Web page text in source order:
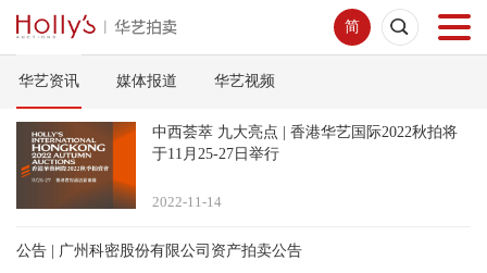
简
首页
拍卖预展
线下拍卖
华艺资讯 媒体报道 华艺视频
中西荟萃 九大亮点 | 香港华艺国际2022秋拍将
于11月25-27日举行
14
2022-11
公告 | 广州科密股份有限公司资产拍卖公告